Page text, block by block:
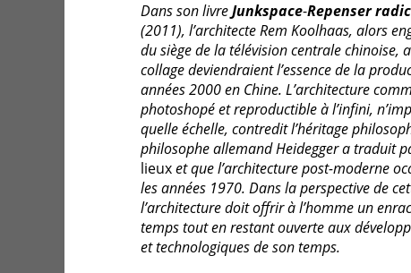
Dans son livreJunkspace-Repenser
(2011), l’architecte Rem Koolhaas, alors
du siège de la télévision centrale chinoise,
collage deviendraient l’essence de la
années 2000 en Chine. L’architecture
photoshopé et reproductible à l’infini,
quelle échelle, contredit l’héritage
philosophe allemand Heidegger a traduit
lieuxet que l’architecture post-moderne
les années 1970. Dans la perspective de
l’architecture doit offrir à l’homme un
temps tout en restant ouverte aux
et technologiques de son temps.